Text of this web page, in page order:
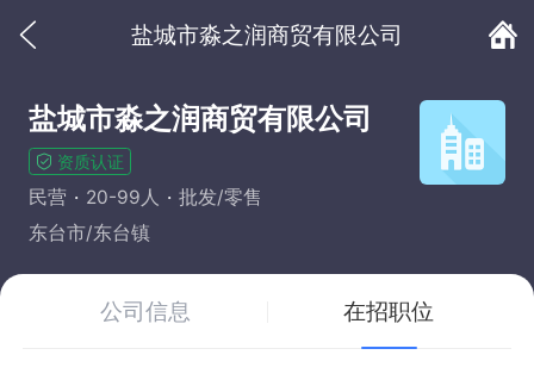
盐城市淼之润商贸有限公司
盐城市淼之润商贸有限公司
资质认证
民营 20-99人
批发/零售
东台市/东台镇
公司信息 在招职位